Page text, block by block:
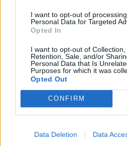
I want to opt-out of
Personal Data for Targeted
Opted In
I want to opt-out of Collection,
Retention, Sale, and/or
Personal Data that Is
Purposes for which it was
Opted Out
CONFIRM
Data Deletion Data
Susiję straipsniai
Alytuje senjorę